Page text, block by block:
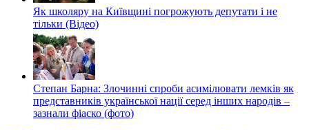
Як школяру на Київщині погрожують депутати і не
тільки (Відео)
Степан Барна: Злочинні спроби асимілювати лемків як
представників української нації серед інших народів –
зазнали фіаско (фото)